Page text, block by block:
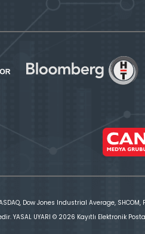
Dow Jones Industrial Average, SHCOM,
YASAL UYARI © 2026 Kayıtlı Elektronik